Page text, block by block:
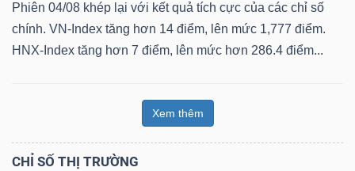
Phiên 04/08 khép lại với kết quả tích cực của các chỉ số
chính. VN-Index tăng hơn 14 điểm, lên mức 1,777 điểm.
HNX-Index tăng hơn 7 điểm, lên mức hơn 286.4 điểm...
Xem thêm
CHỈ SỐ THỊ TRƯỜNG